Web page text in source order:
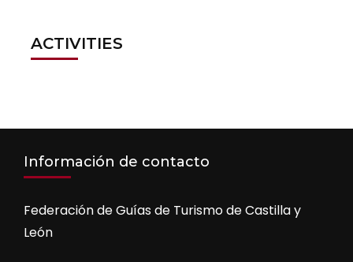
ACTIVITIES
Información de contacto
Federación de Guías de Turismo de Castilla y
León